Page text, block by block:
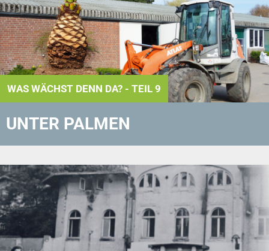
WAS WÄCHST DENN DA? - TEIL 9
UNTER PALMEN